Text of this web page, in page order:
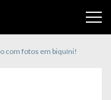
com fotos em biquíni!